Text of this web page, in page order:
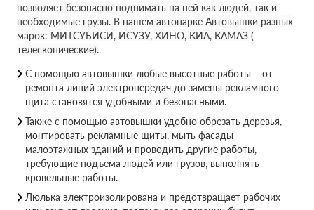
позволяет безопасно поднимать на ней как людей, так и
необходимые грузы. В нашем автопарке Автовышки разных
марок: МИТСУБИСИ, ИСУЗУ, ХИНО, КИА, КАМАЗ (
телескопические).
С помощью автовышки любые высотные работы – от
ремонта линий электропередач до замены рекламного
щита становятся удобными и безопасными.
Также с помощью автовышки удобно обрезать деревья,
монтировать рекламные щиты, мыть фасады
малоэтажных зданий и проводить другие работы,
требующие подъема людей или грузов, выполнять
кровельные работы.
Люлька электроизолирована и предотвращает рабочих